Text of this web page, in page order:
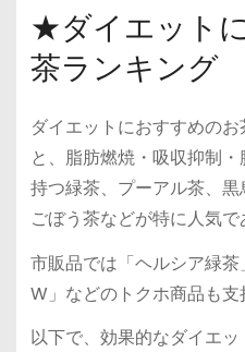
★ダイエット
茶ランキング
ダイエットにおすすめの
と、脂肪燃焼・吸収抑制
持つ緑茶、プーアル茶、黒
ごぼう茶などが特に人気で
市販品では「ヘルシア緑
W」などのトクホ商品も支
以下で、効果的なダイエ